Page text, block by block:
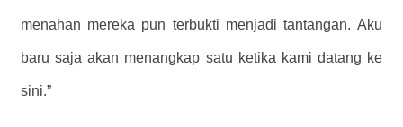
menahan mereka pun terbukti menjadi tantangan. Aku
baru saja akan menangkap satu ketika kami datang ke
sini.”